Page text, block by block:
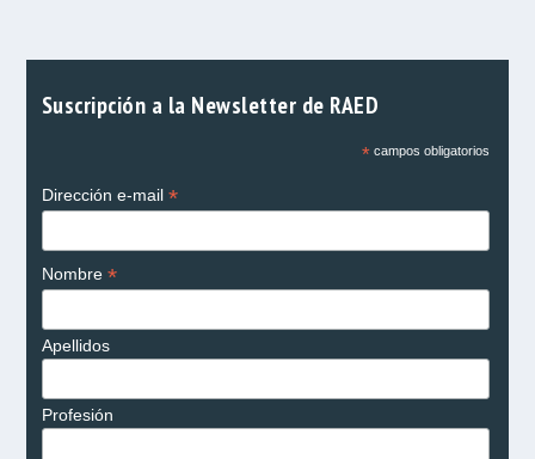
Suscripción a la Newsletter de RAED
*campos obligatorios
Dirección e-mail *
Nombre *
Apellidos
Profesión